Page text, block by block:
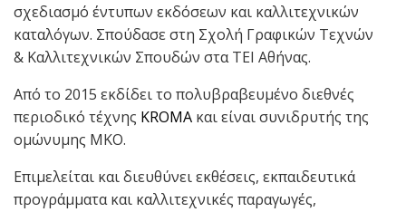
σχεδιασμό έντυπων εκδόσεων και καλλιτεχνικών
καταλόγων. Σπούδασε στη Σχολή Γραφικών Τεχνών
& Καλλιτεχνικών Σπουδών στα ΤΕΙ Αθήνας.
Από το 2015 εκδίδει το πολυβραβευμένο διεθνές
περιοδικό τέχνης KROMA και είναι συνιδρυτής της
ομώνυμης ΜΚΟ.
Επιμελείται και διευθύνει εκθέσεις, εκπαιδευτικά
προγράμματα και καλλιτεχνικές παραγωγές,